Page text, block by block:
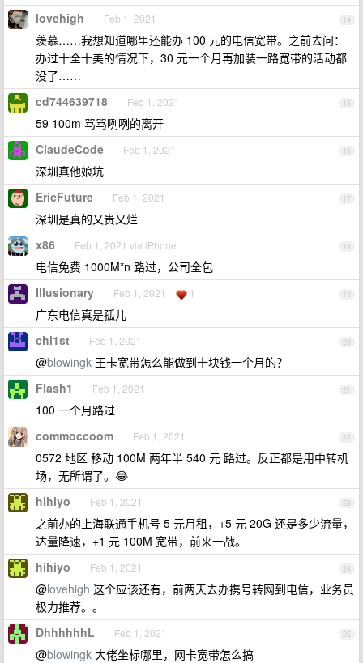
14
lovehigh Feb 1, 2021
羡慕……我想知道哪里还能办 100 元的电信宽带。之前去问：
办过十全十美的情况下，30 元一个月再加装一路宽带的活动都
没了……
15
cd744639718 Feb 1, 2021
59 100m 骂骂咧咧的离开
16
ClaudeCode Feb 1, 2021
深圳真他娘坑
17
EricFuture Feb 1, 2021
深圳是真的又贵又烂
18
x86 Feb 1, 2021 via iPhone
电信免费 1000M*n 路过，公司全包
19
Illusionary Feb 1, 2021 1
广东电信真是孤儿
20
chi1st Feb 1, 2021
@blowingk 王卡宽带怎么能做到十块钱一个月的？
21
Flash1 Feb 1, 2021
100 一个月路过
22
commoccoom Feb 1, 2021
0572 地区 移动 100M 两年半 540 元 路过。反正都是用中转机
场，无所谓了。😂
23
hihiyo Feb 1, 2021
之前办的上海联通手机号 5 元月租，+5 元 20G 还是多少流量，
达量降速，+1 元 100M 宽带，前来一战。
24
hihiyo Feb 1, 2021
@lovehigh 这个应该还有，前两天去办携号转网到电信，业务员
极力推荐。。
25
DhhhhhhL Feb 1, 2021
@blowingk 大佬坐标哪里，网卡宽带怎么搞